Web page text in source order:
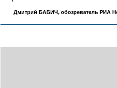
Дмитрий БАБИЧ, обозреватель РИА